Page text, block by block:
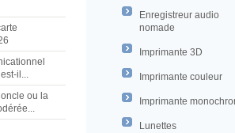
Enregistreur audio
nomade
Imprimante 3D
Imprimante couleur
Imprimante
Lunettes
il...
ou la